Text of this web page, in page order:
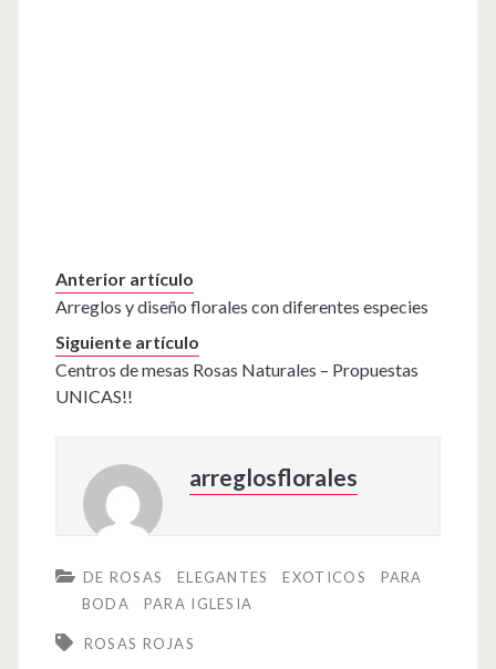
Anterior artículo
Arreglos y diseño florales con diferentes especies
Siguiente artículo
Centros de mesas Rosas Naturales – Propuestas
UNICAS!!
arreglosflorales
DE ROSAS ELEGANTES EXOTICOS
PARA
BODA
PARA IGLESIA
ROSAS ROJAS